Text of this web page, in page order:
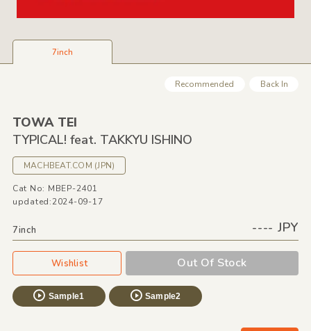
7inch
Recommended Back In
TOWA TEI
TYPICAL! feat. TAKKYU ISHINO
MACHBEAT.COM (JPN)
Cat No: MBEP-2401
updated:2024-09-17
7inch ---- JPY
Wishlist Out Of Stock
Sample1 Sample2